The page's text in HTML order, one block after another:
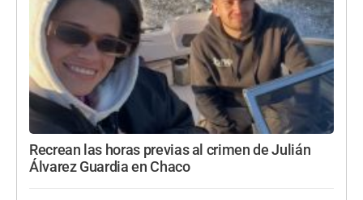
Recrean las horas previas al crimen de Julián
Álvarez Guardia en Chaco